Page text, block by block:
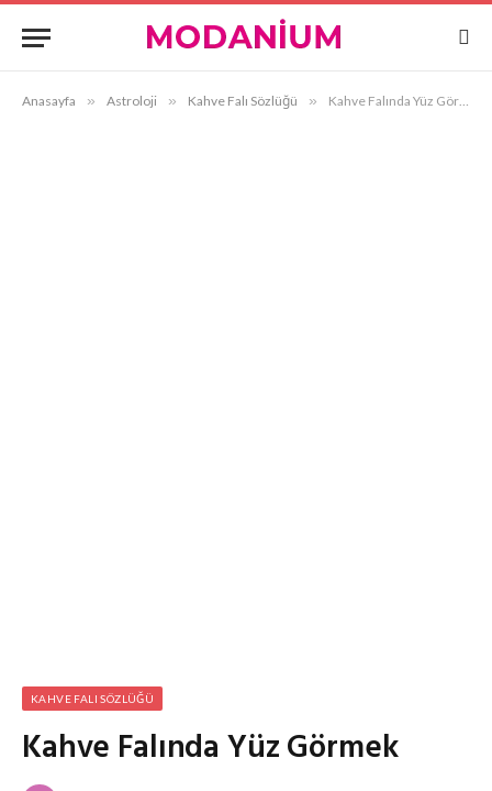
Anasayfa » Astroloji » Kahve Falı Sözlüğü » Kahve Falında Yüz Görmek
KAHVE FALI SÖZLÜĞÜ
Kahve Falında Yüz Görmek